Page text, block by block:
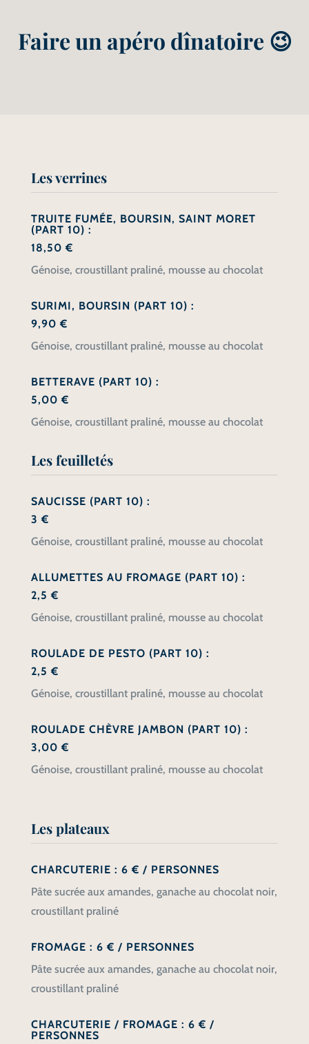
Faire un apéro dînatoire 😉
Les verrines
TRUITE FUMÉE, BOURSIN, SAINT MORET
(PART 10) :
18,50 €
Génoise, croustillant praliné, mousse au chocolat
SURIMI, BOURSIN (PART 10) :
9,90 €
Génoise, croustillant praliné, mousse au chocolat
BETTERAVE (PART 10) :
5,00 €
Génoise, croustillant praliné, mousse au chocolat
Les feuilletés
SAUCISSE (PART 10) :
3 €
Génoise, croustillant praliné, mousse au chocolat
ALLUMETTES AU FROMAGE (PART 10) :
2,5 €
Génoise, croustillant praliné, mousse au chocolat
ROULADE DE PESTO (PART 10) :
2,5 €
Génoise, croustillant praliné, mousse au chocolat
ROULADE CHÈVRE JAMBON (PART 10) :
3,00 €
Génoise, croustillant praliné, mousse au chocolat
Les plateaux
CHARCUTERIE : 6 € / PERSONNES
Pâte sucrée aux amandes, ganache au chocolat noir,
croustillant praliné
FROMAGE : 6 € / PERSONNES
Pâte sucrée aux amandes, ganache au chocolat noir,
croustillant praliné
CHARCUTERIE / FROMAGE : 6 € /
PERSONNES